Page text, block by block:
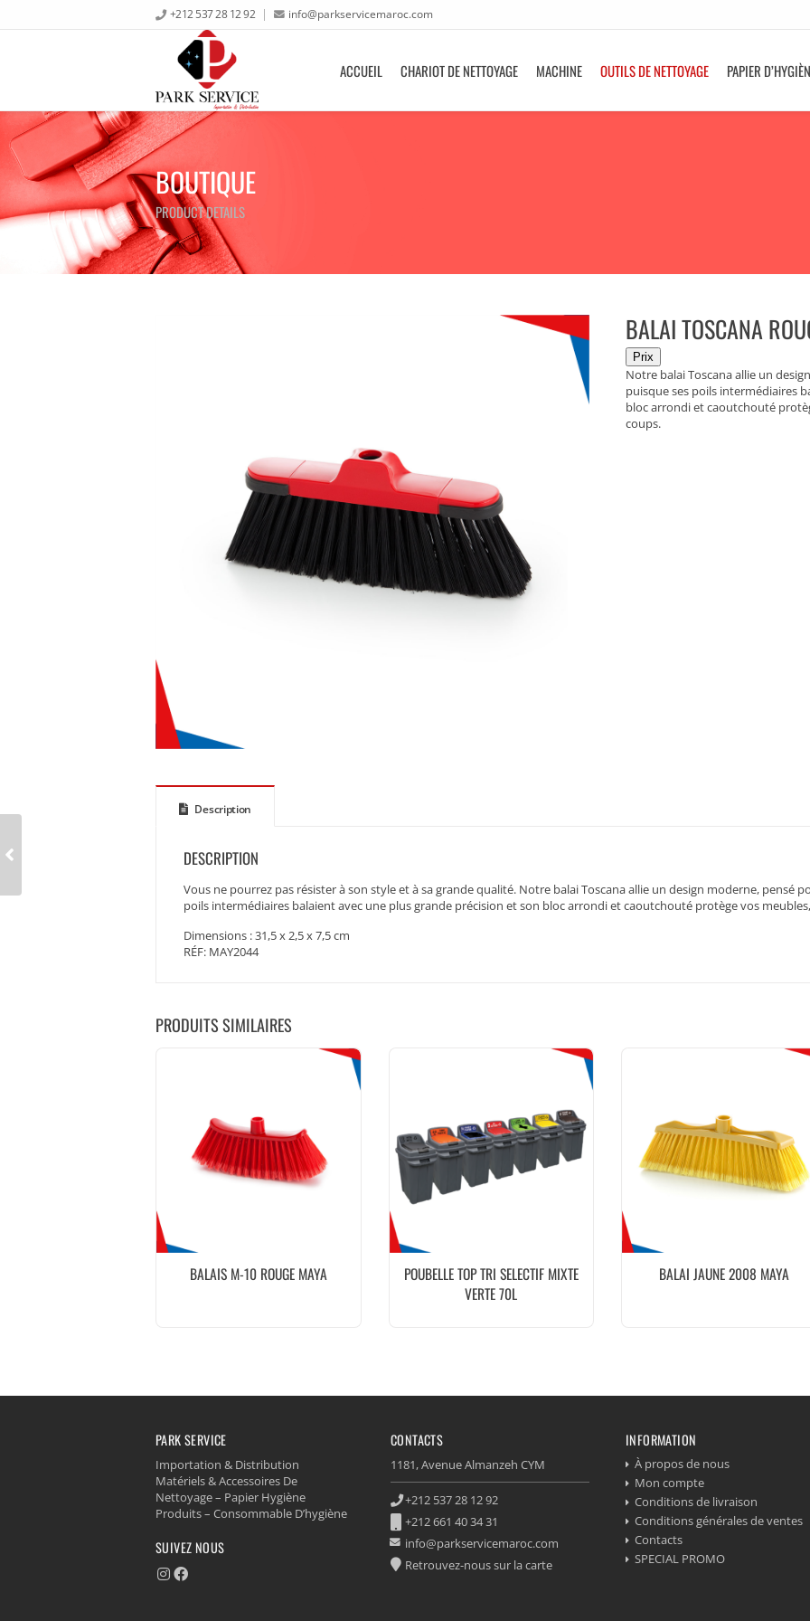
+212 537 28 12 92 info@parkservicemaroc.com
ACCUEIL CHARIOT DE NETTOYAGE MACHINE OUTILS DE NETTOYAGE PAPIER
BOUTIQUE
PRODUCT DETAILS
BALAI TOSCANA
Notre balai Toscana allie un
puisque ses poils intermédiaires
bloc arrondi et caoutchouté
coups.
Description
DESCRIPTION
Vous ne pourrez pas résister à son style et à sa grande qualité. Notre balai Toscana allie un design moderne, pensé
poils intermédiaires balaient avec une plus grande précision et son bloc arrondi et caoutchouté protège vos
Dimensions : 31,5 x 2,5 x 7,5 cm
RÉF: MAY2044
PRODUITS SIMILAIRES
BALAIS M-10 ROUGE MAYA
POUBELLE TOP TRI SELECTIF MIXTE
VERTE 70L
BALAI JAUNE 2008 MAYA
PARK SERVICE
Importation & Distribution
Matériels & Accessoires De
Nettoyage – Papier Hygiène
Produits – Consommable D’hygiène
SUIVEZ NOUS
CONTACTS
1181, Avenue Almanzeh CYM
+212 537 28 12 92
+212 661 40 34 31
info@parkservicemaroc.com
Retrouvez-nous sur la carte
INFORMATION
À propos de nous
Mon compte
Conditions de livraison
Conditions générales de ventes
Contacts
SPECIAL PROMO